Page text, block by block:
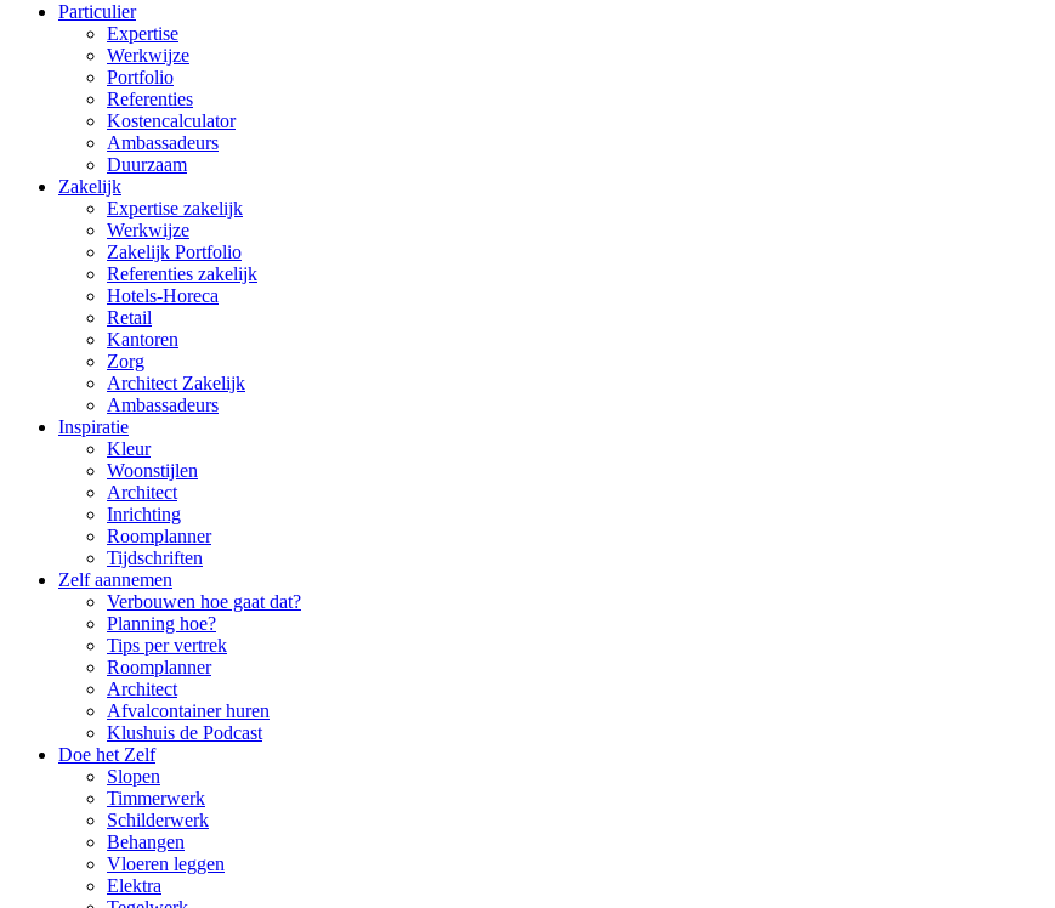
Particulier
Expertise
Werkwijze
Portfolio
Referenties
Kostencalculator
Ambassadeurs
Duurzaam
Zakelijk
Expertise zakelijk
Werkwijze
Zakelijk Portfolio
Referenties zakelijk
Hotels-Horeca
Retail
Kantoren
Zorg
Architect Zakelijk
Ambassadeurs
Inspiratie
Kleur
Woonstijlen
Architect
Inrichting
Roomplanner
Tijdschriften
Zelf aannemen
Verbouwen hoe gaat dat?
Planning hoe?
Tips per vertrek
Roomplanner
Architect
Afvalcontainer huren
Klushuis de Podcast
Doe het Zelf
Slopen
Timmerwerk
Schilderwerk
Behangen
Vloeren leggen
Elektra